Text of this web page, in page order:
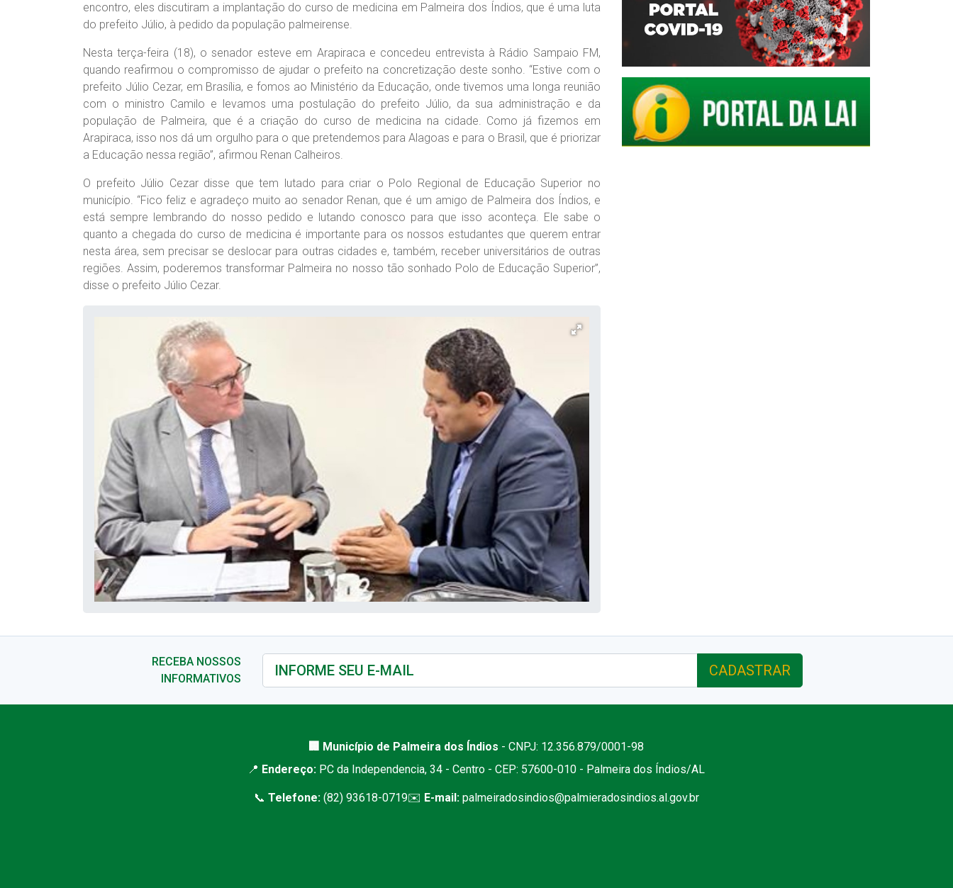
encontro, eles discutiram a implantação do curso de medicina em Palmeira dos Índios, que é uma luta
do prefeito Júlio, à pedido da população palmeirense.
Nesta terça-feira (18), o senador esteve em Arapiraca e concedeu entrevista à Rádio Sampaio FM,
quando reafirmou o compromisso de ajudar o prefeito na concretização deste sonho. “Estive com o
prefeito Júlio Cezar, em Brasília, e fomos ao Ministério da Educação, onde tivemos uma longa reunião
com o ministro Camilo e levamos uma postulação do prefeito Júlio, da sua administração e da
população de Palmeira, que é a criação do curso de medicina na cidade. Como já fizemos em
Arapiraca, isso nos dá um orgulho para o que pretendemos para Alagoas e para o Brasil, que é priorizar
a Educação nessa região”, afirmou Renan Calheiros.
O prefeito Júlio Cezar disse que tem lutado para criar o Polo Regional de Educação Superior no
município. “Fico feliz e agradeço muito ao senador Renan, que é um amigo de Palmeira dos Índios, e
está sempre lembrando do nosso pedido e lutando conosco para que isso aconteça. Ele sabe o
quanto a chegada do curso de medicina é importante para os nossos estudantes que querem entrar
nesta área, sem precisar se deslocar para outras cidades e, também, receber universitários de outras
regiões. Assim, poderemos transformar Palmeira no nosso tão sonhado Polo de Educação Superior”,
disse o prefeito Júlio Cezar.
RECEBA NOSSOS
INFORMATIVOS
CADASTRAR
🏢 Município de Palmeira dos Índios - CNPJ: 12.356.879/0001-98
📍 Endereço: PC da Independencia, 34 - Centro - CEP: 57600-010 - Palmeira dos Índios/AL
📞 Telefone:(82) 93618-0719✉️ E-mail: palmeiradosindios@palmieradosindios.al.gov.br